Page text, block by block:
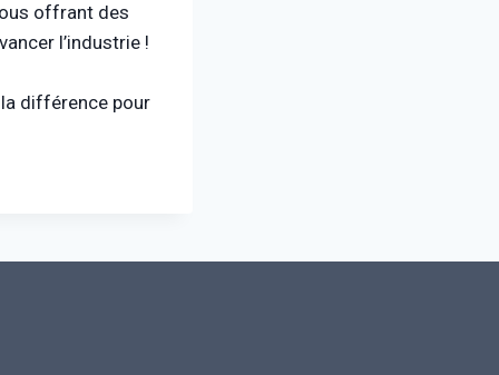
offrant des
l’industrie !
différence pour